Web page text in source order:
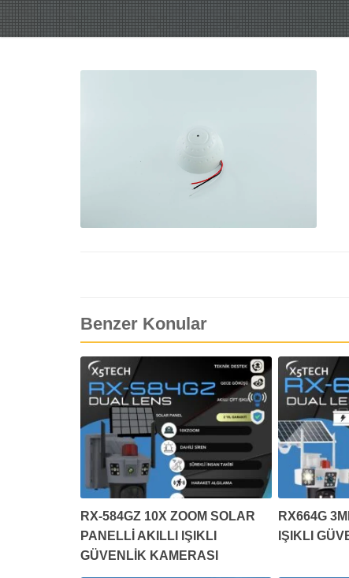
Benzer Konular
RX-584GZ 10X ZOOM SOLAR
PANELLİ AKILLI IŞIKLI
GÜVENLİK KAMERASI
RX664G
IŞIKLI